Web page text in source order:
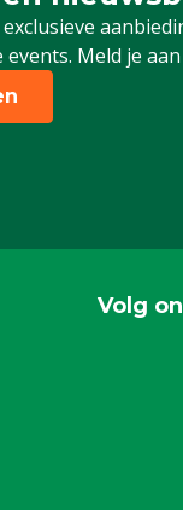
events. Meld je
Volg